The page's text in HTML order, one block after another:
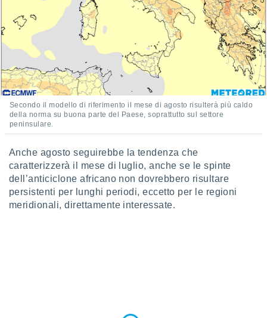
Secondo il modello di riferimento il mese di agosto risulterà più caldo
della norma su buona parte del Paese, soprattutto sul settore
peninsulare.
Anche agosto seguirebbe la tendenza che
caratterizzerà il mese di luglio, anche se le spinte
dell’anticiclone africano non dovrebbero risultare
persistenti per lunghi periodi, eccetto per le regioni
meridionali, direttamente interessate.